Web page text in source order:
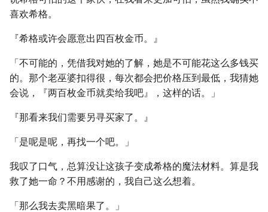
喜欢希格。
『希格或许会愿意出四百枚金币。』
「不可能的，凭借我对她的了解，她是不可能花这么多钱买
的。那个老巫婆扣得很，每次都会把价格压到最低，我猜她
会说，『两百枚金币就卖给我吧』，这样的话。」
『那看来我们需要另寻买家了。』
「是呢是呢，再找一个吧。」
我叹了口气，总算没让这孩子变成希格的魔法材料。算是我
救了她一命？不用感谢的，我自己这么想着。
「那么我去卖黑暗果了。」